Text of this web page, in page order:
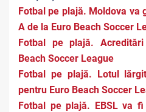
Fotbal pe plajă. Moldova va
A de la Euro Beach Soccer
Fotbal pe plajă.
Beach Soccer League
Fotbal pe plajă. Lotul
pentru Euro Beach Soccer
Fotbal pe plajă. EBSL va